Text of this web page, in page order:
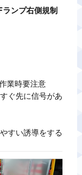
基本方針
ンプ右側規制
業時要注意
ぐ先に信号があ
すい誘導をする